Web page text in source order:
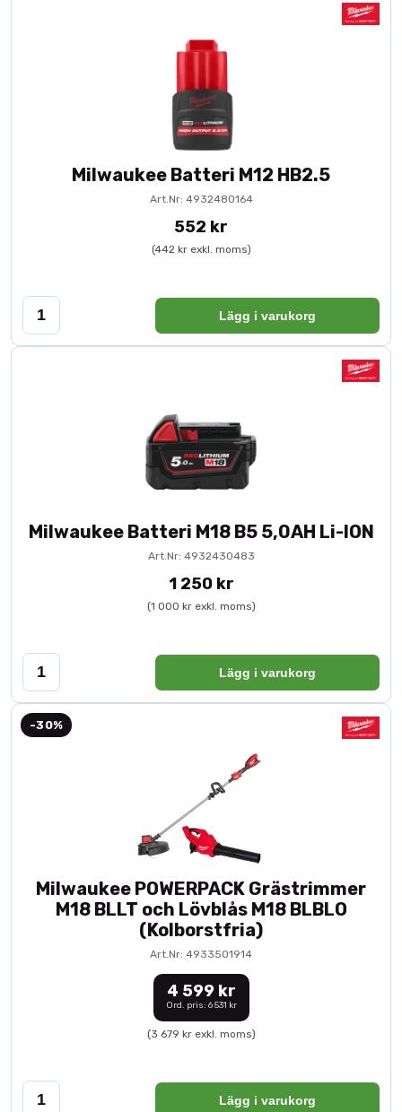
Milwaukee Batteri M12 HB2.5
Art.Nr: 4932480164
552 kr
(442 kr exkl. moms)
Lägg i varukorg
Milwaukee Batteri M18 B5 5,0AH Li-ION
Art.Nr: 4932430483
1 250 kr
(1 000 kr exkl. moms)
Lägg i varukorg
-30%
Milwaukee POWERPACK Grästrimmer
M18 BLLT och Lövblås M18 BLBLO
(Kolborstfria)
Art.Nr: 4933501914
4 599 kr
Ord. pris: 6 531 kr
(3 679 kr exkl. moms)
Lägg i varukorg